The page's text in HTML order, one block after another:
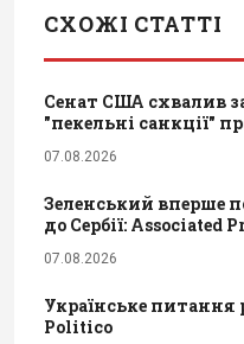
СХОЖІ СТАТТІ
Сенат США схвалив
"пекельні санкції"
07.08.2026
Зеленський вперше
до Сербії: Associated
07.08.2026
Українське питання
Politico